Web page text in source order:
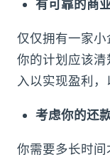
有可靠的商
仅仅拥有一家小
你的计划应该
入以实现盈利，
考虑你的还
你需要多长时